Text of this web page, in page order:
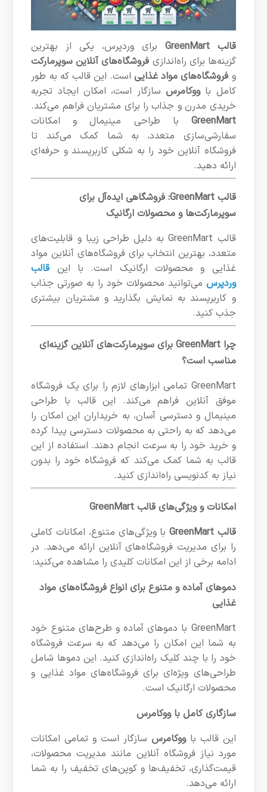
قالب GreenMart
برای وردپرس، یکی از بهترین
گزینه‌ها برای راه‌اندازی فروشگاه‌های آنلاین سوپرمارکت
و فروشگاه‌های مواد غذاییاست. این قالب که به طور
کامل باووکامرس سازگار است، امکان ایجاد تجربه
خریدی مدرن و جذاب را برای مشتریان فراهم می‌کند.
GreenMart با طراحی مینیمال و امکانات
سفارشی‌سازی متعدد، به شما کمک می‌کند تا
فروشگاه آنلاین خود را به شکلی کاربرپسند و حرفه‌ای
ارائه دهید.
قالب GreenMart: فروشگاهی ایده‌آل برای
سوپرمارکت‌ها و محصولات ارگانیک
قالب GreenMart به دلیل طراحی زیبا و قابلیت‌های
متعدد، بهترین انتخاب برای فروشگاه‌های آنلاین مواد
غذایی و محصولات ارگانیک است. با این قالب
وردپرس می‌توانید محصولات خود را به صورتی جذاب
و کاربرپسند به نمایش بگذارید و مشتریان بیشتری
جذب کنید.
چرا GreenMart برای سوپرمارکت‌های آنلاین گزینه‌ای
مناسب است؟
GreenMart تمامی ابزارهای لازم را برای یک فروشگاه
موفق آنلاین فراهم می‌کند. این قالب با طراحی
مینیمال و دسترسی آسان، به خریداران این امکان را
می‌دهد که به راحتی به محصولات دسترسی پیدا کرده
و خرید خود را به سرعت انجام دهند. استفاده از این
قالب به شما کمک می‌کند که فروشگاه خود را بدون
نیاز به کدنویسی راه‌اندازی کنید.
امکانات و ویژگی‌های قالب GreenMart
قالب GreenMart
با ویژگی‌های متنوع، امکانات کاملی
را برای مدیریت فروشگاه‌های آنلاین ارائه می‌دهد. در
ادامه برخی از این امکانات کلیدی را مشاهده می‌کنید:
دموهای آماده و متنوع برای انواع فروشگاه‌های مواد
غذایی
GreenMart با دموهای آماده و طرح‌های متنوع خود
به شما این امکان را می‌دهد که به سرعت فروشگاه
خود را با چند کلیک راه‌اندازی کنید. این دموها شامل
طراحی‌های ویژه‌ای برای فروشگاه‌های مواد غذایی و
محصولات ارگانیک است.
سازگاری کامل با ووکامرس
این قالب باووکامرس سازگار است و تمامی امکانات
مورد نیاز فروشگاه آنلاین مانند مدیریت محصولات،
قیمت‌گذاری، تخفیف‌ها و کوپن‌های تخفیف را به شما
ارائه می‌دهد.